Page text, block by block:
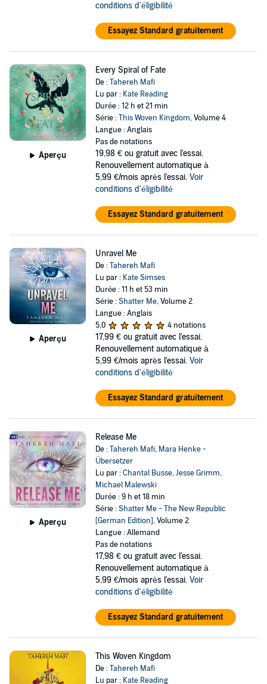
conditions d'éligibilité
Essayez Standard gratuitement
Aperçu
Every Spiral of Fate
De :Tahereh Mafi
Lu par : Kate Reading
Durée : 12 h et 21 min
Série :This Woven Kingdom, Volume 4
Langue : Anglais
Pas de notations
19,98 € ou gratuit avec l'essai.
Renouvellement automatique à
5,99 €/mois après l'essai. Voir
conditions d'éligibilité
Essayez Standard gratuitement
Aperçu
Unravel Me
De :Tahereh Mafi
Lu par : Kate Simses
Durée : 11 h et 53 min
Série :Shatter Me, Volume 2
Langue : Anglais
5,0
4 notations
17,99 € ou gratuit avec l'essai.
Renouvellement automatique à
5,99 €/mois après l'essai. Voir
conditions d'éligibilité
Essayez Standard gratuitement
Aperçu
Release Me
De :Tahereh Mafi, Mara Henke -
Übersetzer
Lu par :Chantal Busse,Jesse Grimm,
Michael Malewski
Durée : 9 h et 18 min
Série :Shatter Me - The New Republic
[German Edition], Volume 2
Langue : Allemand
Pas de notations
17,98 € ou gratuit avec l'essai.
Renouvellement automatique à
5,99 €/mois après l'essai. Voir
conditions d'éligibilité
Essayez Standard gratuitement
This Woven Kingdom
De :Tahereh Mafi
Lu par : Kate Reading